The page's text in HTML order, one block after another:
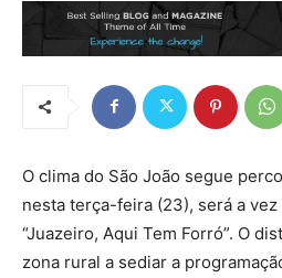
O clima do São João segue
nesta terça-feira (23), será a
“Juazeiro, Aqui Tem Forró”. O
zona rural a sediar a